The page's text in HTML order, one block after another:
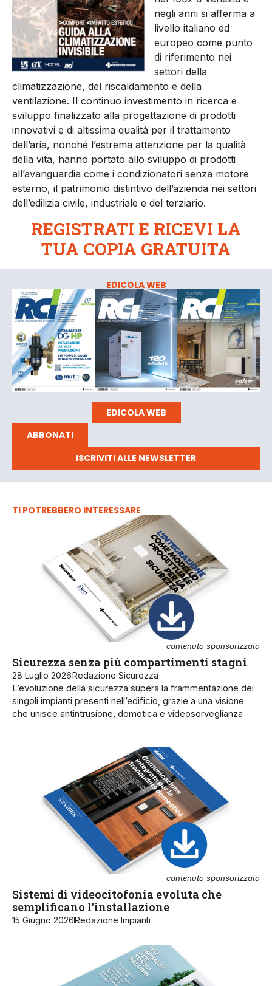
negli anni si afferma a
livello italiano ed
europeo come punto
di riferimento nei
settori della
climatizzazione, del riscaldamento e della
ventilazione. Il continuo investimento in ricerca e
sviluppo finalizzato alla progettazione di prodotti
innovativi e di altissima qualità per il trattamento
dell’aria, nonché l’estrema attenzione per la qualità
della vita, hanno portato allo sviluppo di prodotti
all’avanguardia come i condizionatori senza motore
esterno, il patrimonio distintivo dell’azienda nei settori
dell’edilizia civile, industriale e del terziario.
REGISTRATI E RICEVI LA
TUA COPIA GRATUITA
EDICOLA WEB
EDICOLA WEB
ABBONATI
ISCRIVITI ALLE NEWSLETTER
TI POTREBBERO INTERESSARE
contenuto sponsorizzato
Sicurezza senza più compartimenti stagni
28 Luglio 2026Redazione Sicurezza
L’evoluzione della sicurezza supera la frammentazione dei
singoli impianti presenti nell’edificio, grazie a una visione
che unisce antintrusione, domotica e videosorveglianza
contenuto sponsorizzato
Sistemi di videocitofonia evoluta che
semplificano l’installazione
15 Giugno 2026Redazione Impianti